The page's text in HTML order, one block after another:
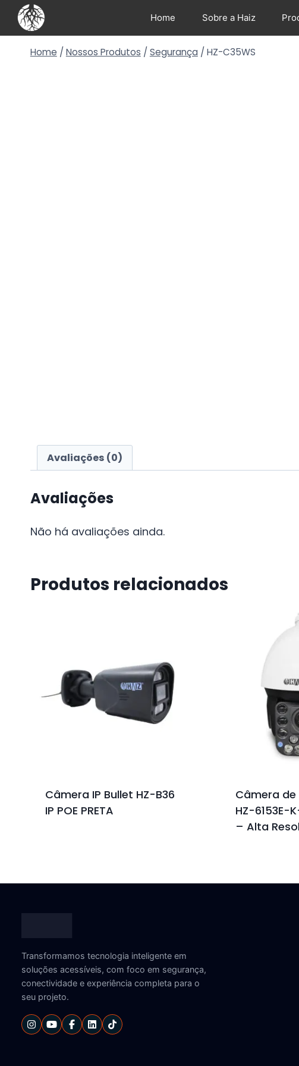
Home Sobre a Haiz
Home / Nossos Produtos / Segurança / HZ-C35WS
Avaliações (0)
Avaliações
Não há avaliações ainda.
Produtos relacionados
Câmera IP Bullet HZ-B36
IP POE PRETA
Câmera
HZ-6153E-
– Alta
Transformamos tecnologia inteligente em
soluções acessíveis, com foco em segurança,
conectividade e experiência completa para o
seu projeto.